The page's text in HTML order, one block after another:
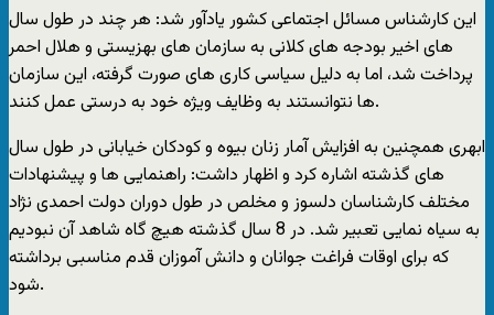
این کارشناس مسائل اجتماعی کشور یادآور شد: هر چند در طول سال
های اخیر بودجه های کلانی به سازمان های بهزیستی و هلال احمر
پرداخت شد، اما به دلیل سیاسی کاری های صورت گرفته، این سازمان
ها نتوانستند به وظایف ویژه خود به درستی عمل کنند.
ابهری همچنین به افزایش آمار زنان بیوه و کودکان خیابانی در طول سال
های گذشته اشاره کرد و اظهار داشت: راهنمایی ها و پیشنهادات
مختلف کارشناسان دلسوز و مخلص در طول دوران دولت احمدی نژاد
به سیاه نمایی تعبیر شد. در 8 سال گذشته هیچ گاه شاهد آن نبودیم
که برای اوقات فراغت جوانان و دانش آموزان قدم مناسبی برداشته
شود.